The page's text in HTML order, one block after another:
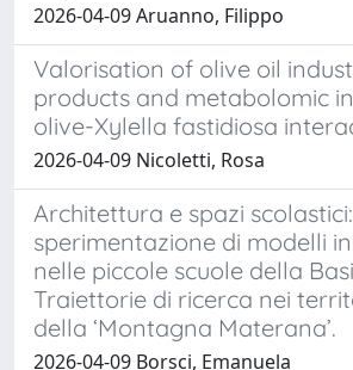
2026-04-09 Aruanno, Filippo
Valorisation of olive oil
products and metabolomic
olive-Xylella fastidiosa
2026-04-09 Nicoletti, Rosa
Architettura e spazi
sperimentazione di modelli
nelle piccole scuole della
Traiettorie di ricerca nei
della ‘Montagna Materana’.
2026-04-09 Borsci, Emanuela